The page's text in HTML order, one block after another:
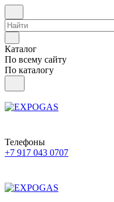
Каталог
По всему сайту
По каталогу
Телефоны
+7 917 043 0707